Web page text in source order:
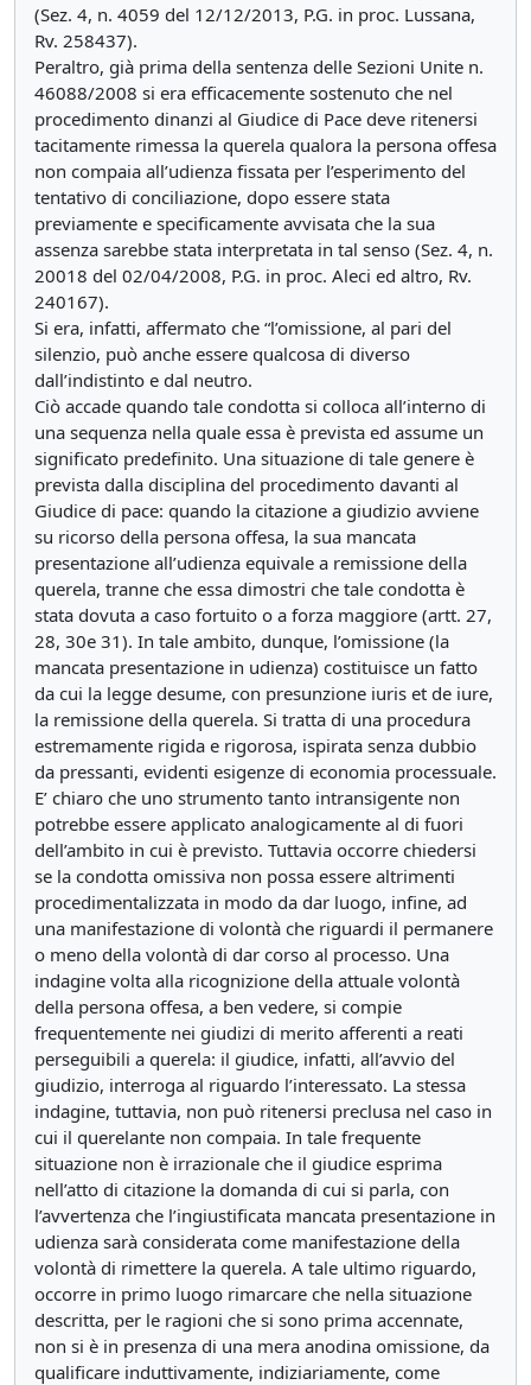
(Sez. 4, n. 4059 del 12/12/2013, P.G. in proc. Lussana,
Rv. 258437).
Peraltro, già prima della sentenza delle Sezioni Unite n.
46088/2008 si era efficacemente sostenuto che nel
procedimento dinanzi al Giudice di Pace deve ritenersi
tacitamente rimessa la querela qualora la persona offesa
non compaia all’udienza fissata per l’esperimento del
tentativo di conciliazione, dopo essere stata
previamente e specificamente avvisata che la sua
assenza sarebbe stata interpretata in tal senso (Sez. 4, n.
20018 del 02/04/2008, P.G. in proc. Aleci ed altro, Rv.
240167).
Si era, infatti, affermato che “l’omissione, al pari del
silenzio, può anche essere qualcosa di diverso
dall’indistinto e dal neutro.
Ciò accade quando tale condotta si colloca all’interno di
una sequenza nella quale essa è prevista ed assume un
significato predefinito. Una situazione di tale genere è
prevista dalla disciplina del procedimento davanti al
Giudice di pace: quando la citazione a giudizio avviene
su ricorso della persona offesa, la sua mancata
presentazione all’udienza equivale a remissione della
querela, tranne che essa dimostri che tale condotta è
stata dovuta a caso fortuito o a forza maggiore (artt. 27,
28, 30e 31). In tale ambito, dunque, l’omissione (la
mancata presentazione in udienza) costituisce un fatto
da cui la legge desume, con presunzione iuris et de iure,
la remissione della querela. Si tratta di una procedura
estremamente rigida e rigorosa, ispirata senza dubbio
da pressanti, evidenti esigenze di economia processuale.
E’ chiaro che uno strumento tanto intransigente non
potrebbe essere applicato analogicamente al di fuori
dell’ambito in cui è previsto. Tuttavia occorre chiedersi
se la condotta omissiva non possa essere altrimenti
procedimentalizzata in modo da dar luogo, infine, ad
una manifestazione di volontà che riguardi il permanere
o meno della volontà di dar corso al processo. Una
indagine volta alla ricognizione della attuale volontà
della persona offesa, a ben vedere, si compie
frequentemente nei giudizi di merito afferenti a reati
perseguibili a querela: il giudice, infatti, all’avvio del
giudizio, interroga al riguardo l’interessato. La stessa
indagine, tuttavia, non può ritenersi preclusa nel caso in
cui il querelante non compaia. In tale frequente
situazione non è irrazionale che il giudice esprima
nell’atto di citazione la domanda di cui si parla, con
l’avvertenza che l’ingiustificata mancata presentazione in
udienza sarà considerata come manifestazione della
volontà di rimettere la querela. A tale ultimo riguardo,
occorre in primo luogo rimarcare che nella situazione
descritta, per le ragioni che si sono prima accennate,
non si è in presenza di una mera anodina omissione, da
qualificare induttivamente, indiziariamente, come